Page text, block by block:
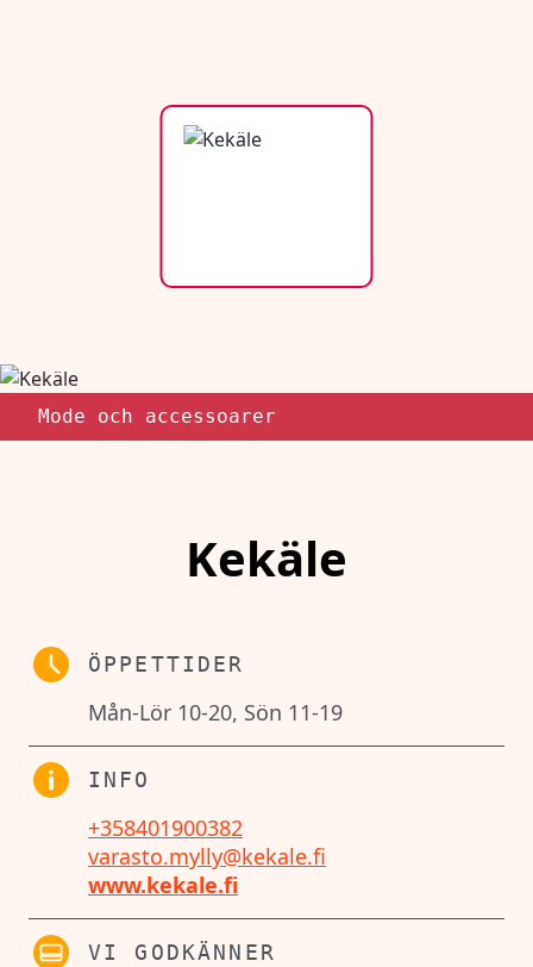
Mode och accessoarer
Kekäle
ÖPPETTIDER
Mån-Lör 10-20, Sön 11-19
INFO
+358401900382
varasto.mylly@kekale.fi
www.kekale.fi
VI GODKÄNNER